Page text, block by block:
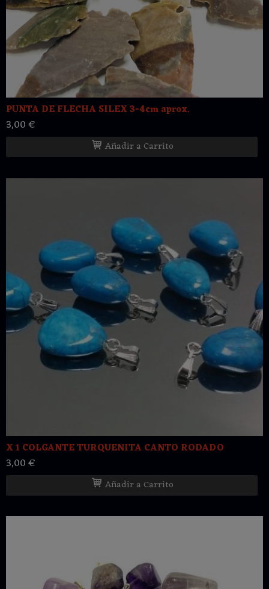
PUNTA DE FLECHA SILEX 3-4cm aprox.
3,00 €
Añadir a Carrito
X 1 COLGANTE TURQUENITA CANTO RODADO
3,00 €
Añadir a Carrito